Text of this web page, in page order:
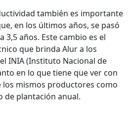
también es importante
en los últimos años, se pasó
3,5 años. Este cambio es el
que brinda Alur a los
INIA (Instituto Nacional de
en lo que tiene que ver con
los mismos productores como
de plantación anual.